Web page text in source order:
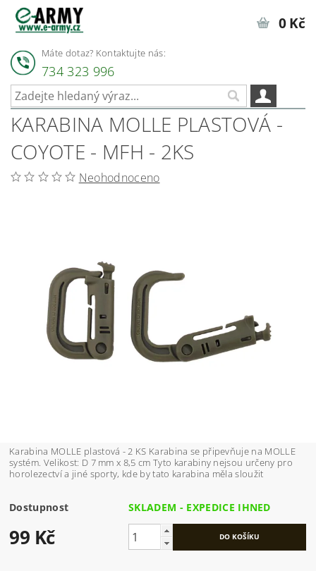
Máte dotaz? Kontaktujte nás:
734 323 996
0 Kč
KARABINA MOLLE PLASTOVÁ -
COYOTE - MFH - 2KS
Neohodnoceno
Karabina MOLLE plastová - 2 KS Karabina se připevňuje na MOLLE
systém. Velikost: D 7 mm x 8,5 cm Tyto karabiny nejsou určeny pro
horolezectví a jiné sporty, kde by tato karabina měla sloužit
Dostupnost SKLADEM - EXPEDICE IHNED
99 Kč